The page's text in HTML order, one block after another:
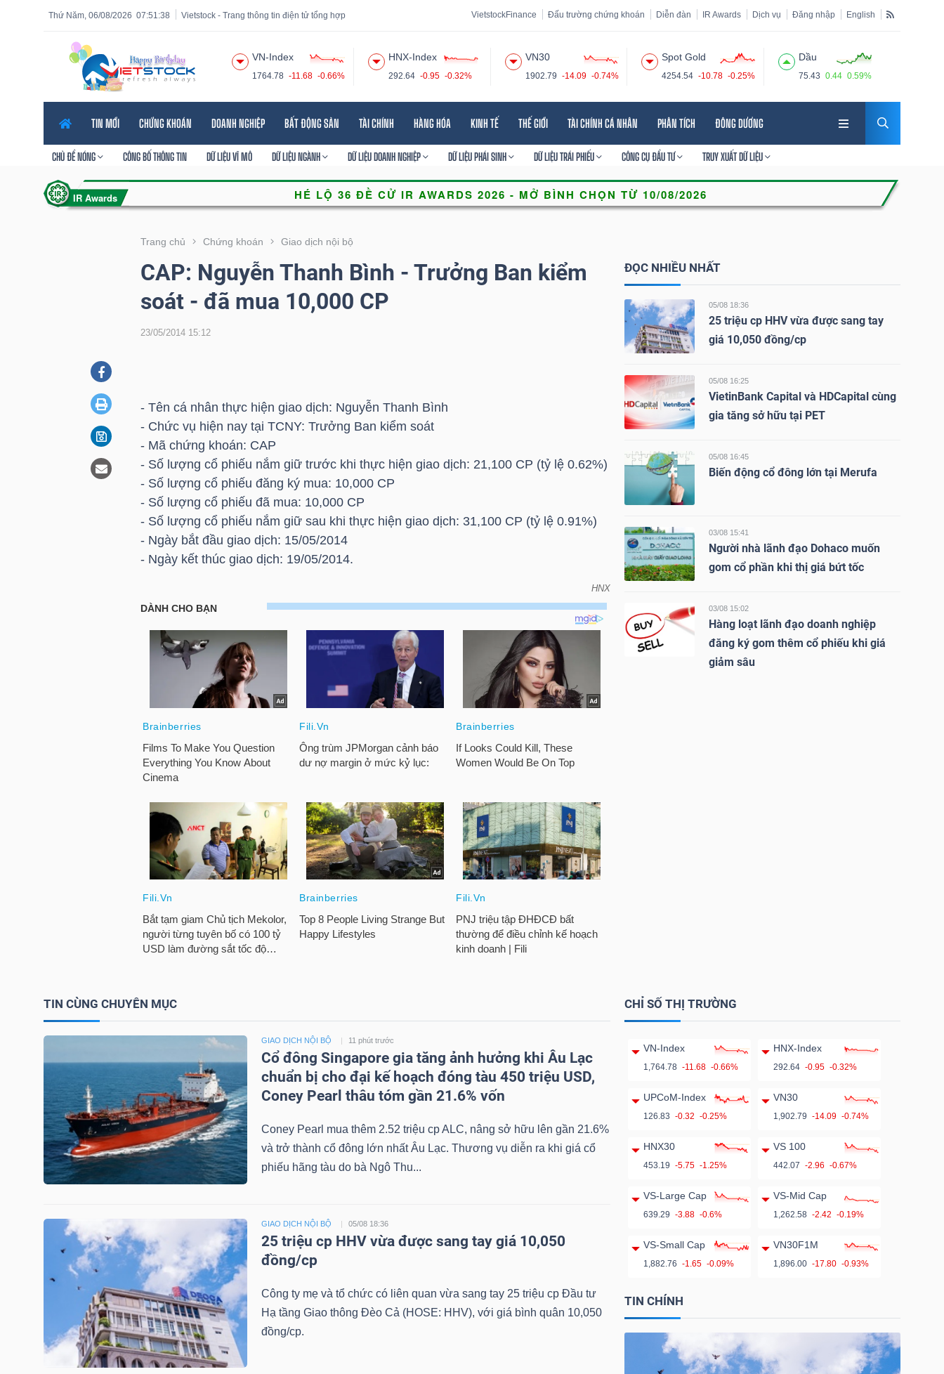
07:51:39
Thứ Năm, 06/08/2026 Vietstock - Trang thông tin điện tử tổng hợp VietstockFinance Đấu trường chứng khoán Diễn đàn IR Awards Dịch vụ Đăng nhập English
VN-Index
1764.78 -11.68 -0.66%
HNX-Index
292.64 -0.95 -0.32%
VN30
1902.79 -14.09 -0.74%
Spot Gold
4254.54 -10.78 -0.25%
Dầu
75.43 0.44 0.59%
TIN MỚI CHỨNG KHOÁN DOANH NGHIỆP BẤT ĐỘNG SẢN TÀI CHÍNH HÀNG HÓA KINH TẾ THẾ GIỚI TÀI CHÍNH CÁ NHÂN PHÂN TÍCH ĐÔNG DƯƠNG
CHỦ ĐỀ NÓNG CÔNG BỐ THÔNG TIN DỮ LIỆU VĨ MÔ DỮ LIỆU NGÀNH DỮ LIỆU DOANH NGHIỆP DỮ LIỆU PHÁI SINH DỮ LIỆU TRÁI PHIẾU CÔNG CỤ ĐẦU TƯ TRUY XUẤT DỮ LIỆU
Trang chủ Chứng khoán Giao dịch nội bộ
CAP: Nguyễn Thanh Bình - Trưởng Ban kiểm
soát - đã mua 10,000 CP
23/05/2014 15:12
- Tên cá nhân thực hiện giao dịch: Nguyễn Thanh Bình
- Chức vụ hiện nay tại TCNY: Trưởng Ban kiểm soát
- Mã chứng khoán: CAP
- Số lượng cổ phiếu nắm giữ trước khi thực hiện giao dịch: 21,100 CP (tỷ lệ 0.62%)
- Số lượng cổ phiếu đăng ký mua: 10,000 CP
- Số lượng cổ phiếu đã mua: 10,000 CP
- Số lượng cổ phiếu nắm giữ sau khi thực hiện giao dịch: 31,100 CP (tỷ lệ 0.91%)
- Ngày bắt đầu giao dịch: 15/05/2014
- Ngày kết thúc giao dịch: 19/05/2014.
HNX
CAP: Nguyễn Thanh Bình - Trưởng Ban kiểm soát - đã mua 10,000 CP
ĐỌC NHIỀU NHẤT
05/08 18:36
25 triệu cp HHV vừa được sang tay
giá 10,050 đồng/cp
05/08 16:25
VietinBank Capital và HDCapital cùng
gia tăng sở hữu tại PET
05/08 16:45
Biến động cổ đông lớn tại Merufa
03/08 15:41
Người nhà lãnh đạo Dohaco muốn
gom cổ phần khi thị giá bứt tốc
03/08 15:02
Hàng loạt lãnh đạo doanh nghiệp
đăng ký gom thêm cổ phiếu khi giá
giảm sâu
TIN CÙNG CHUYÊN MỤC
GIAO DỊCH NỘI BỘ 11 phút trước
Cổ đông Singapore gia tăng ảnh hưởng khi Âu Lạc
chuẩn bị cho đại kế hoạch đóng tàu 450 triệu USD,
Coney Pearl thâu tóm gần 21.6% vốn
Coney Pearl mua thêm 2.52 triệu cp ALC, nâng sở hữu lên gần 21.6%
và trở thành cổ đông lớn nhất Âu Lạc. Thương vụ diễn ra khi giá cổ
phiếu hãng tàu do bà Ngô Thu...
GIAO DỊCH NỘI BỘ 05/08 18:36
25 triệu cp HHV vừa được sang tay giá 10,050
đồng/cp
Công ty mẹ và tổ chức có liên quan vừa sang tay 25 triệu cp Đầu tư
Hạ tầng Giao thông Đèo Cả (HOSE: HHV), với giá bình quân 10,050
đồng/cp.
CHỈ SỐ THỊ TRƯỜNG
VN-Index
1,764.78 -11.68 -0.66%
HNX-Index
292.64 -0.95 -0.32%
UPCoM-Index
126.83 -0.32 -0.25%
VN30
1,902.79 -14.09 -0.74%
HNX30
453.19 -5.75 -1.25%
VS 100
442.07 -2.96 -0.67%
VS-Large Cap
639.29 -3.88 -0.6%
VS-Mid Cap
1,262.58 -2.42 -0.19%
VS-Small Cap
1,882.76 -1.65 -0.09%
VN30F1M
1,896.00 -17.80 -0.93%
TIN CHÍNH
Tính năng
năng
VIETSTOCK
NHÂN
PHÂN
TÍCH
VIETSTOCKFINANCE